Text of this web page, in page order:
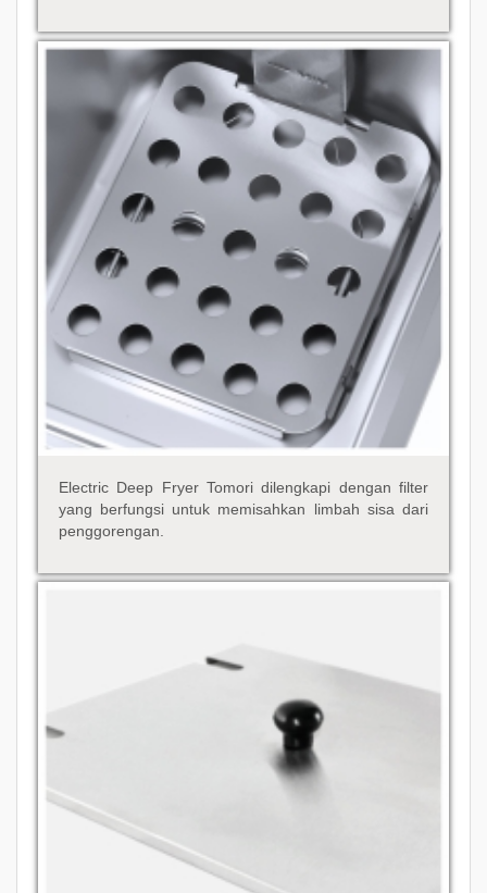
Electric Deep Fryer Tomori dilengkapi dengan filter
yang berfungsi untuk memisahkan limbah sisa dari
penggorengan.